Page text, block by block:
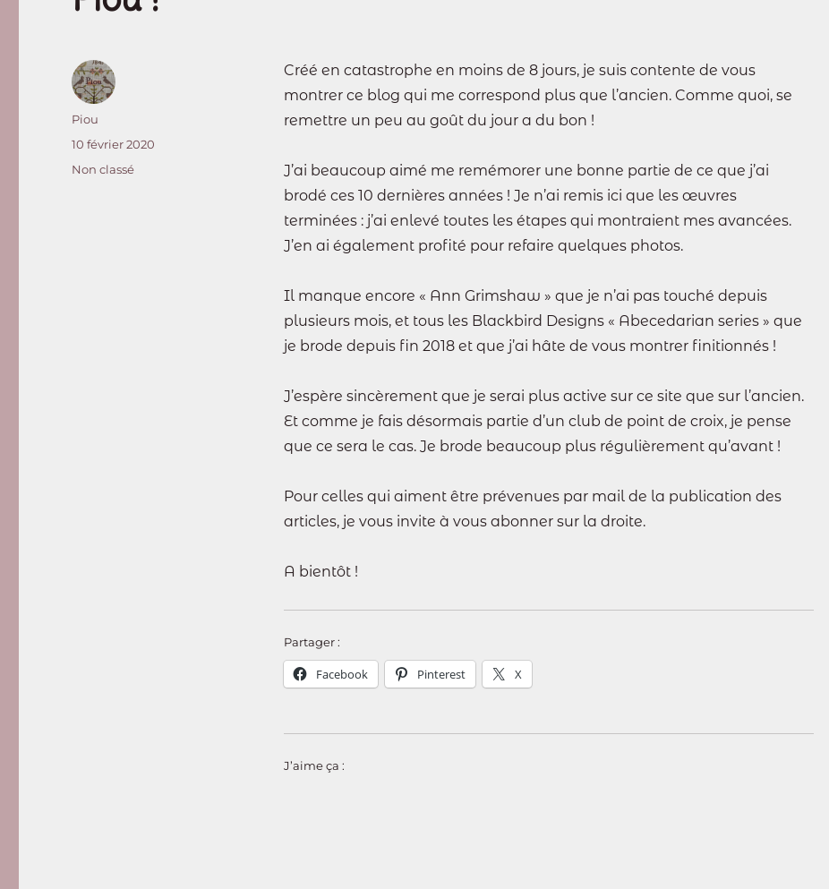
Créé en catastrophe en moins de 8 jours, je suis contente de vous
montrer ce blog qui me correspond plus que l’ancien. Comme quoi, se
remettre un peu au goût du jour a du bon !
J’ai beaucoup aimé me remémorer une bonne partie de ce que j’ai
brodé ces 10 dernières années ! Je n’ai remis ici que les œuvres
terminées : j’ai enlevé toutes les étapes qui montraient mes avancées.
J’en ai également profité pour refaire quelques photos.
Il manque encore « Ann Grimshaw » que je n’ai pas touché depuis
plusieurs mois, et tous les Blackbird Designs « Abecedarian series » que
je brode depuis fin 2018 et que j’ai hâte de vous montrer finitionnés !
J’espère sincèrement que je serai plus active sur ce site que sur l’ancien.
Et comme je fais désormais partie d’un club de point de croix, je pense
que ce sera le cas. Je brode beaucoup plus régulièrement qu’avant !
Pour celles qui aiment être prévenues par mail de la publication des
articles, je vous invite à vous abonner sur la droite.
A bientôt !
Partager :
Facebook Pinterest X
J’aime ça :
Auteur
Piou
Publié
10 février 2020
Catégories
Non classé